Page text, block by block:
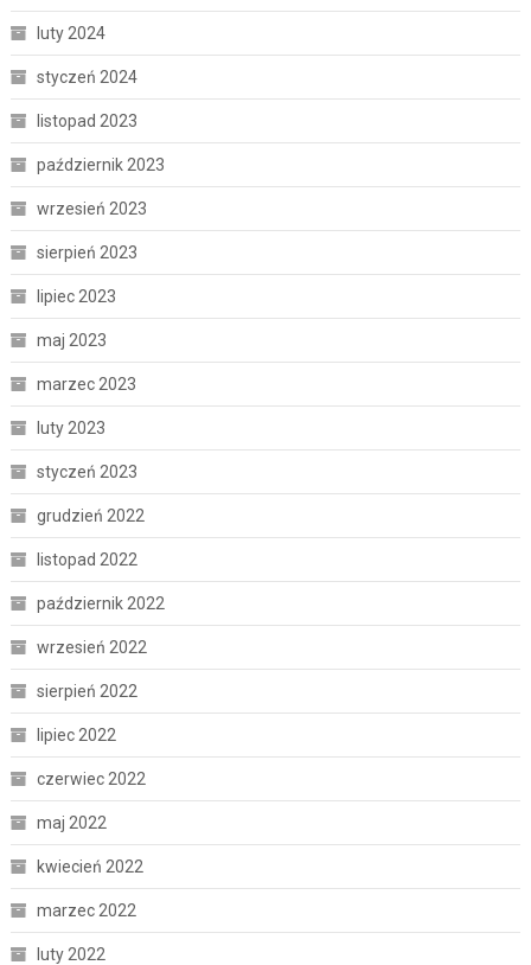
luty 2024
styczeń 2024
listopad 2023
październik 2023
wrzesień 2023
sierpień 2023
lipiec 2023
maj 2023
marzec 2023
luty 2023
styczeń 2023
grudzień 2022
listopad 2022
październik 2022
wrzesień 2022
sierpień 2022
lipiec 2022
czerwiec 2022
maj 2022
kwiecień 2022
marzec 2022
luty 2022